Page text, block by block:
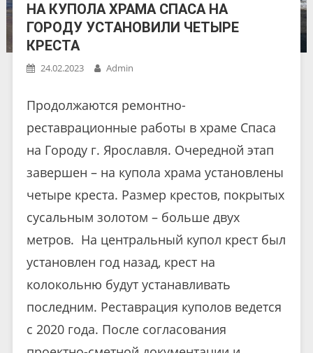
НА КУПОЛА ХРАМА СПАСА НА
ГОРОДУ УСТАНОВИЛИ ЧЕТЫРЕ
КРЕСТА
24.02.2023 Admin
Продолжаются ремонтно-
реставрационные работы в храме Спаса
на Городу г. Ярославля. Очередной этап
завершен – на купола храма установлены
четыре креста. Размер крестов, покрытых
сусальным золотом – больше двух
метров. На центральный купол крест был
установлен год назад, крест на
колокольню будут устанавливать
последним. Реставрация куполов ведется
с 2020 года. После согласования